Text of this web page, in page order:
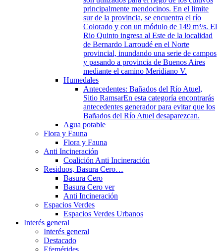
principalmente mendocinos. En el limite
sur de la provincia, se encuentra el río
Colorado y con un módulo de 149 m³/s. El
Rio Quinto ingresa al Este de la localidad
de Bernardo Larroudé en el Norte
provincial, inundando una serie de campos
y pasando a provincia de Buenos Aires
mediante el camino Meridiano V.
Humedales
Antecedentes: Bañados del Río Atuel,
Sitio RamsarEn esta categoría encontrarás
antecedentes generador para evitar que los
Bañados del Río Atuel desaparezcan.
Agua potable
Flora y Fauna
Flora y Fauna
Anti Incineración
Coalición Anti Incineración
Residuos, Basura Cero…
Basura Cero
Basura Cero ver
Anti Incineración
Espacios Verdes
Espacios Verdes Urbanos
Interés general
Interés general
Destacado
Efemérides